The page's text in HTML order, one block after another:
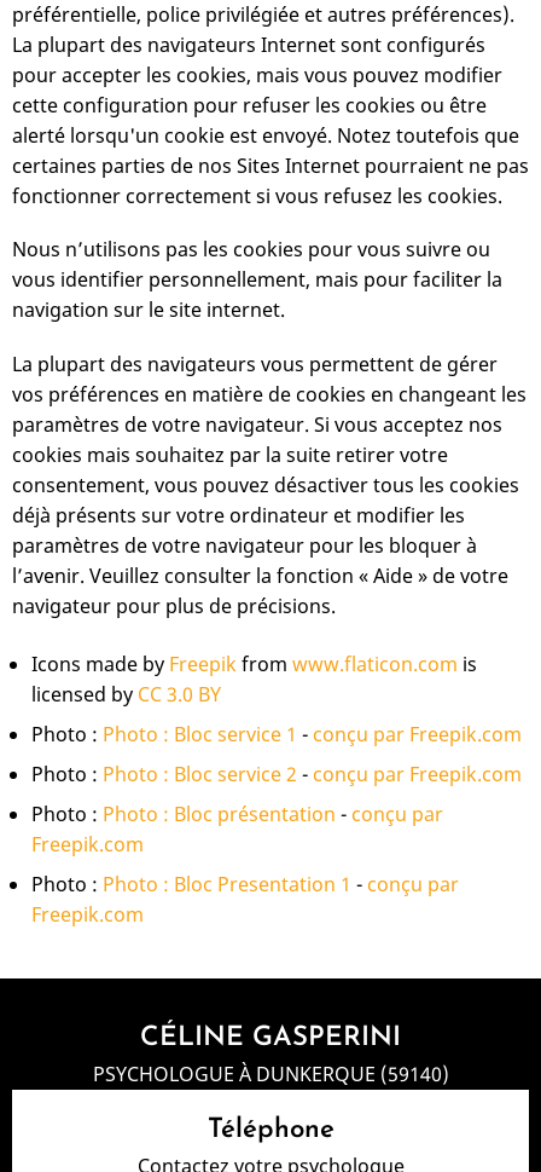
préférentielle, police privilégiée et autres préférences).
La plupart des navigateurs Internet sont configurés
pour accepter les cookies, mais vous pouvez modifier
cette configuration pour refuser les cookies ou être
alerté lorsqu'un cookie est envoyé. Notez toutefois que
certaines parties de nos Sites Internet pourraient ne pas
fonctionner correctement si vous refusez les cookies.
Nous n’utilisons pas les cookies pour vous suivre ou
vous identifier personnellement, mais pour faciliter la
navigation sur le site internet.
La plupart des navigateurs vous permettent de gérer
vos préférences en matière de cookies en changeant les
paramètres de votre navigateur. Si vous acceptez nos
cookies mais souhaitez par la suite retirer votre
consentement, vous pouvez désactiver tous les cookies
déjà présents sur votre ordinateur et modifier les
paramètres de votre navigateur pour les bloquer à
l’avenir. Veuillez consulter la fonction « Aide » de votre
navigateur pour plus de précisions.
Icons made by Freepikfrom www.flaticon.com is
licensed by CC 3.0 BY
Photo : Photo : Bloc service 1 - conçu par Freepik.com
Photo : Photo : Bloc service 2 - conçu par Freepik.com
Photo : Photo : Bloc présentation - conçu par
Freepik.com
Photo : Photo : Bloc Presentation 1 - conçu par
Freepik.com
CÉLINE GASPERINI
PSYCHOLOGUE À DUNKERQUE (59140)
Téléphone
Contactez votre psychologue